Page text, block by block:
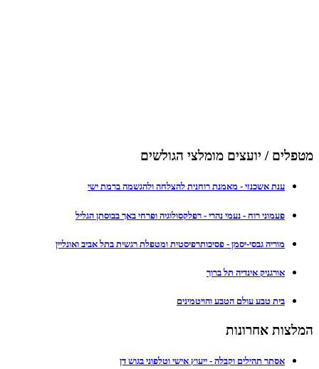
מטפלים / יועצים מומלצי הגולשים
ענת אשכנזי - מאמנת רוחנית להצלחה ולהגשמה ברמת ישי
פעמוני רוח - נעמי נהרי - רפלקסולוגיה ופרחי באך בבוסתן הגליל
מוריה גבסי-יסמן - פסיכותרפיסטית ומטפלת רגשית בתל אביב ואונליין
אורגניק אינדיה תל ברוך
בית טבע עולם הטבע והויטמינים
המלצות אחרונות
אסתר תהילים וקבלה - ייעוץ אישי וטלפוני בגוש דן